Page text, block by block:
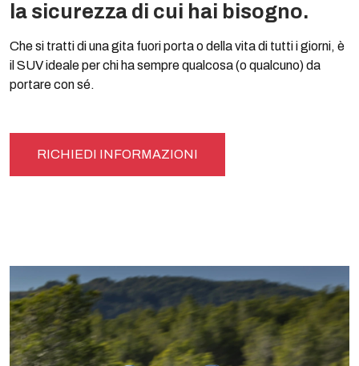
la sicurezza di cui hai bisogno.
Che si tratti di una gita fuori porta o della vita di tutti i giorni, è
il SUV ideale per chi ha sempre qualcosa (o qualcuno) da
portare con sé.
RICHIEDI INFORMAZIONI